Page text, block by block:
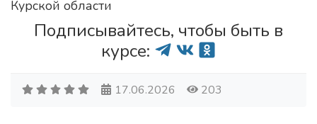
Курской области
Подписывайтесь, чтобы быть в
курсе:
17.06.2026 203